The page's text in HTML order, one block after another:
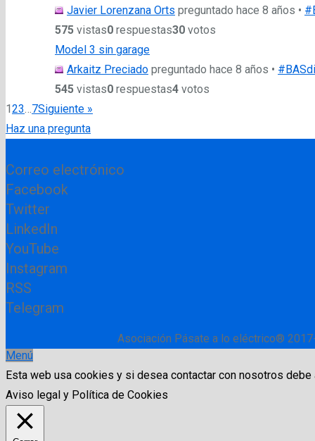
Javier Lorenzana Orts preguntado hace 8 años •
575 vistas0 respuestas30 votos
Model 3 sin garage
Arkaitz Preciado preguntado hace 8 años •
545 vistas0 respuestas4 votos
123…7Siguiente »
Haz una pregunta
Correo electrónico
Facebook
Twitter
LinkedIn
YouTube
Instagram
RSS
Telegram
Asociación Pásate a lo eléctrico®
Menú
Esta web usa cookies y si desea contactar con nosotros
Aviso legal y Política de Cookies